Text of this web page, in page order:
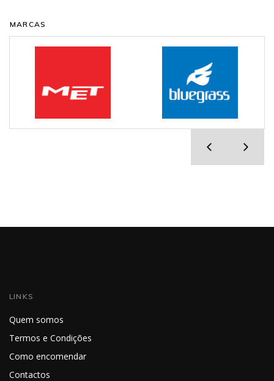
MARCAS
LINKS
Quem somos
Termos e Condições
Como encomendar
Contactos